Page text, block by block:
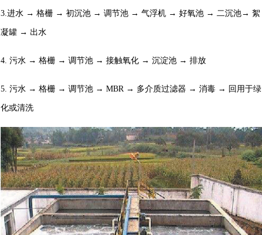
3.进水 → 格栅 → 初沉池 → 调节池 → 气浮机 → 好氧池 → 二沉池→ 絮
凝罐 → 出水
4. 污水 → 格栅 → 调节池 → 接触氧化 → 沉淀池 → 排放
5. 污水 → 格栅 → 调节池 → MBR → 多介质过滤器 → 消毒 → 回用于绿
化或清洗